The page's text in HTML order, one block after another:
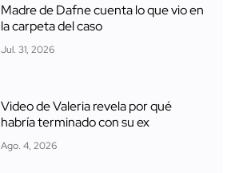
Madre de Dafne cuenta lo que vio en
la carpeta del caso
Jul. 31, 2026
Video de Valeria revela por qué
habría terminado con su ex
Ago. 4, 2026